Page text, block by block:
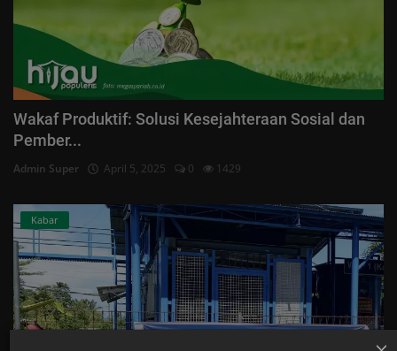
Wakaf Produktif: Solusi Kesejahteraan Sosial dan
Pember...
Admin Super April 5, 2025 0 1429
Kabar